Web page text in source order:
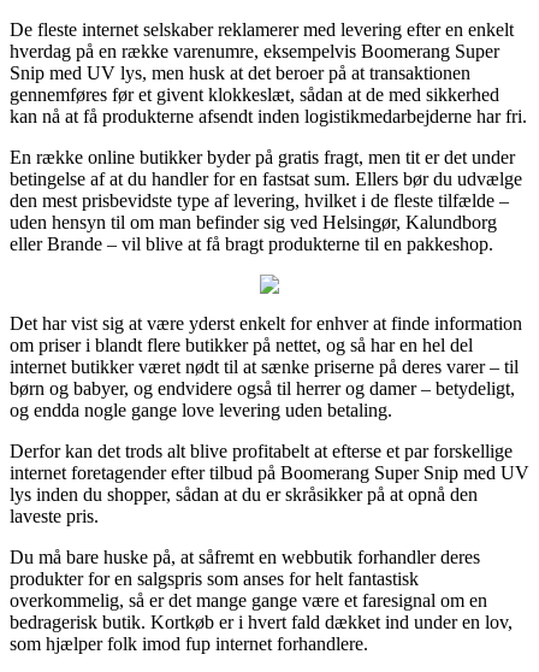
De fleste internet selskaber reklamerer med levering efter en enkelt
hverdag på en række varenumre, eksempelvis Boomerang Super
Snip med UV lys, men husk at det beroer på at transaktionen
gennemføres før et givent klokkeslæt, sådan at de med sikkerhed
kan nå at få produkterne afsendt inden logistikmedarbejderne har fri.
En række online butikker byder på gratis fragt, men tit er det under
betingelse af at du handler for en fastsat sum. Ellers bør du udvælge
den mest prisbevidste type af levering, hvilket i de fleste tilfælde –
uden hensyn til om man befinder sig ved Helsingør, Kalundborg
eller Brande – vil blive at få bragt produkterne til en pakkeshop.
Det har vist sig at være yderst enkelt for enhver at finde information
om priser i blandt flere butikker på nettet, og så har en hel del
internet butikker været nødt til at sænke priserne på deres varer – til
børn og babyer, og endvidere også til herrer og damer – betydeligt,
og endda nogle gange love levering uden betaling.
Derfor kan det trods alt blive profitabelt at efterse et par forskellige
internet foretagender efter tilbud på Boomerang Super Snip med UV
lys inden du shopper, sådan at du er skråsikker på at opnå den
laveste pris.
Du må bare huske på, at såfremt en webbutik forhandler deres
produkter for en salgspris som anses for helt fantastisk
overkommelig, så er det mange gange være et faresignal om en
bedragerisk butik. Kortkøb er i hvert fald dækket ind under en lov,
som hjælper folk imod fup internet forhandlere.